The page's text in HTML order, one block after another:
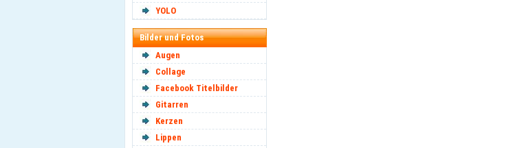
YOLO
Bilder und Fotos
Augen
Collage
Facebook Titelbilder
Gitarren
Kerzen
Lippen